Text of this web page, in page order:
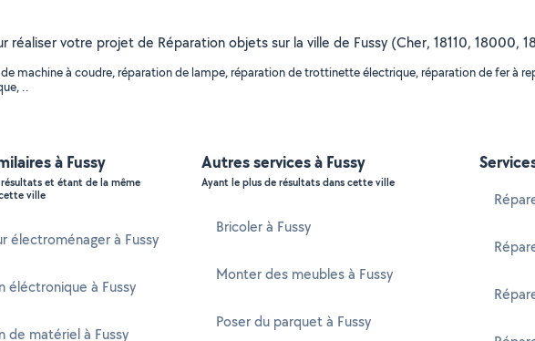
votre projet de Réparation objets sur la ville de Fussy (Cher, 18110, 18000,
machine à coudre, réparation de lampe, réparation de trottinette électrique, réparation de fer à
..
à Fussy
et étant de la même
ville
électroménager à Fussy
éléctronique à Fussy
de matériel à Fussy
Autres services à Fussy
Ayant le plus de résultats dans cette ville
Bricoler à Fussy
Monter des meubles à Fussy
Poser du parquet à Fussy